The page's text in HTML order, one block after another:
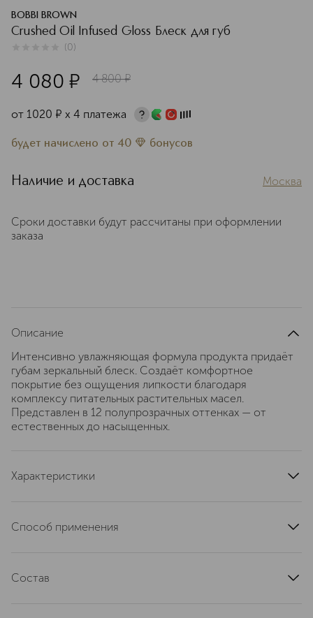
BOBBI BROWN
Crushed Oil Infused Gloss Блеск для губ
(0)
4 080 ¤ 4 800 ¤
от 1020 ¤ х 4 платежа
будет начислено от 40 бонусов
Наличие и доставка Москва
Сроки доставки будут рассчитаны при оформлении
заказа
Описание
Интенсивно увлажняющая формула продукта придаёт
губам зеркальный блеск. Создаёт комфортное
покрытие без ощущения липкости благодаря
комплексу питательных растительных масел.
Представлен в 12 полупрозрачных оттенках — от
естественных до насыщенных.
Характеристики
тип продукта
артикул
EMCK030000
Способ применения
Состав